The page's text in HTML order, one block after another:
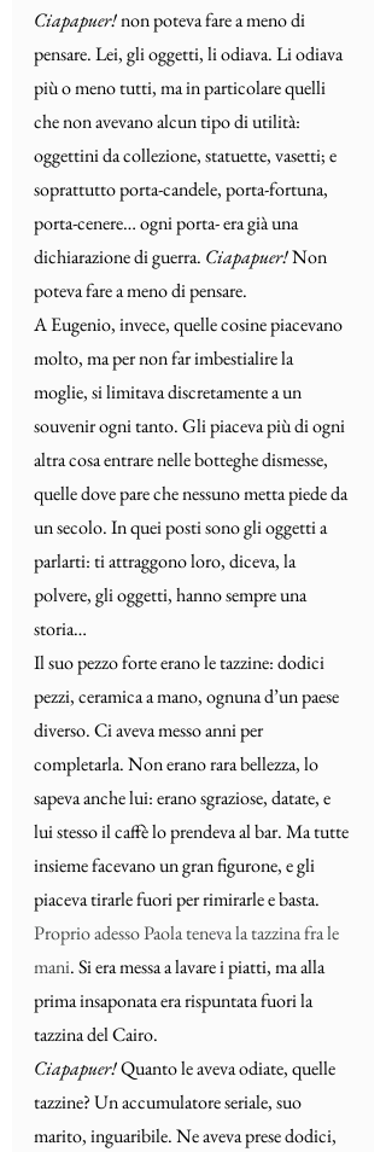
Ciapapuer! non poteva fare a meno di
pensare. Lei, gli oggetti, li odiava. Li odiava
più o meno tutti, ma in particolare quelli
che non avevano alcun tipo di utilità:
oggettini da collezione, statuette, vasetti; e
soprattutto porta-candele, porta-fortuna,
porta-cenere… ogni porta- era già una
dichiarazione di guerra. Ciapapuer! Non
poteva fare a meno di pensare.
A Eugenio, invece, quelle cosine piacevano
molto, ma per non far imbestialire la
moglie, si limitava discretamente a un
souvenir ogni tanto. Gli piaceva più di ogni
altra cosa entrare nelle botteghe dismesse,
quelle dove pare che nessuno metta piede da
un secolo. In quei posti sono gli oggetti a
parlarti: ti attraggono loro, diceva, la
polvere, gli oggetti, hanno sempre una
storia…
Il suo pezzo forte erano le tazzine: dodici
pezzi, ceramica a mano, ognuna d’un paese
diverso. Ci aveva messo anni per
completarla. Non erano rara bellezza, lo
sapeva anche lui: erano sgraziose, datate, e
lui stesso il caffè lo prendeva al bar. Ma tutte
insieme facevano un gran figurone, e gli
piaceva tirarle fuori per rimirarle e basta.
Proprio adesso Paola teneva la tazzina fra le
mani. Si era messa a lavare i piatti, ma alla
prima insaponata era rispuntata fuori la
tazzina del Cairo.
Ciapapuer! Quanto le aveva odiate, quelle
tazzine? Un accumulatore seriale, suo
marito, inguaribile. Ne aveva prese dodici,